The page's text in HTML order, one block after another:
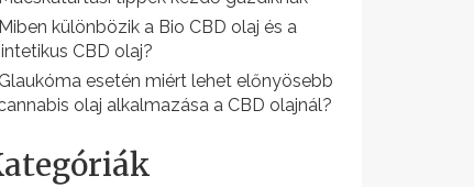
Miben különbözik a Bio CBD olaj és a
CBD olaj?
Glaukóma esetén miért lehet előnyösebb
olaj alkalmazása a CBD olajnál?